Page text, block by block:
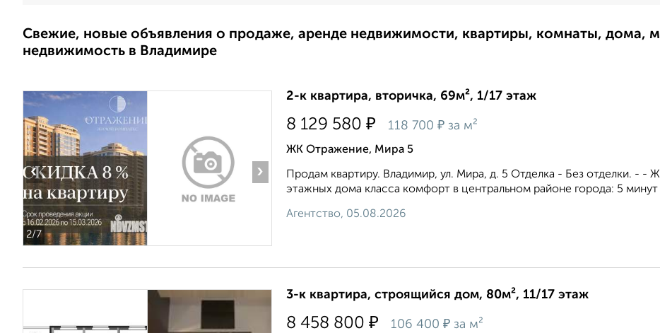
Свежие, новые объявления о продаже, аренде недвижимости, квартиры, комнаты, дома,
недвижимость в Владимире
2/7
‹ ›
2-к квартира, вторичка, 69м², 1/17 этаж
8 129 580 ₽ 118 700 ₽ за м²
ЖК Отражение, Мира 5
Продам квартиру. Владимир, ул. Мира, д. 5 Отделка - Без отделки. - -
этажных дома класса комфорт в центральном районе города: 5
Агентство, 05.08.2026
3-к квартира, строящийся дом, 80м², 11/17 этаж
8 458 800 ₽ 106 400 ₽ за м²